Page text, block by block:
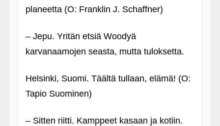
planeetta (O: Franklin J. Schaffner)
– Jepu. Yritän etsiä Woodyä
karvanaamojen seasta, mutta tuloksetta.
Helsinki, Suomi. Täältä tullaan, elämä! (O:
Tapio Suominen)
– Sitten riitti. Kamppeet kasaan ja kotiin.